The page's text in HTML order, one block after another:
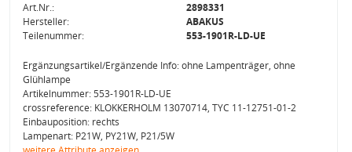
Art.Nr.:
2898331
Hersteller:
ABAKUS
Teilenummer:
553-1901R-LD-UE
Ergänzungsartikel/Ergänzende Info: ohne Lampenträger, ohne
Glühlampe
Artikelnummer: 553-1901R-LD-UE
crossreference: KLOKKERHOLM 13070714, TYC 11-12751-01-2
Einbauposition: rechts
Lampenart: P21W, PY21W, P21/5W